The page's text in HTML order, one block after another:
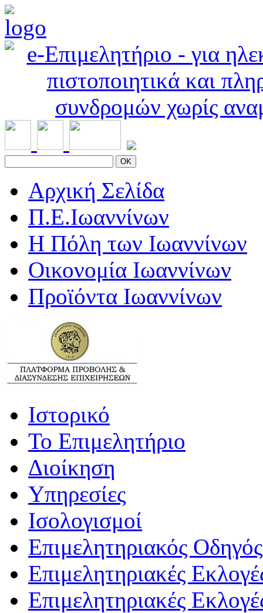
OK
Αρχική Σελίδα
Π.Ε.Ιωαννίνων
Η Πόλη των Ιωαννίνων
Οικονομία Ιωαννίνων
Προϊόντα Ιωαννίνων
Ιστορικό
Το Επιμελητήριο
Διοίκηση
Υπηρεσίες
Ισολογισμοί
Επιμελητηριακός Οδηγός
Επιμελητηριακές
Επιμελητηριακές